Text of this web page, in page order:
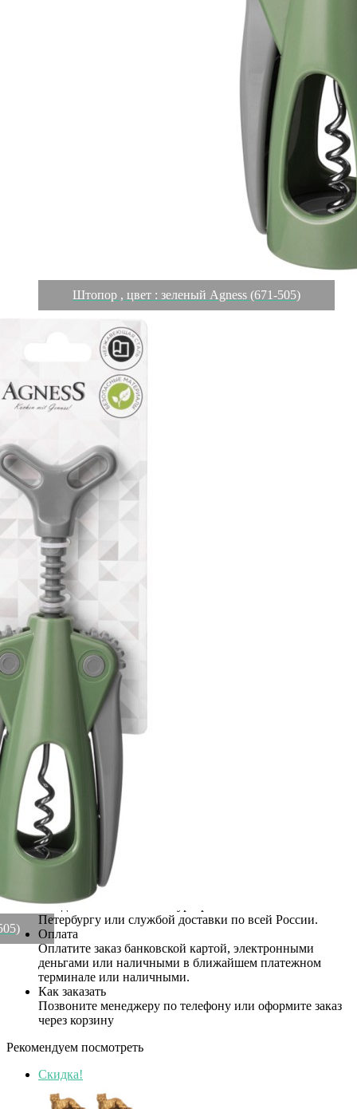
Штопор , цвет : зеленый Agness (671-505)
Характеристики
Вес
0.118 кг
Объем
0.000788 л
Производитель
Ningbo Hoz Import & Export Co., Ltd
Материал
Страна
Категория
Штопоры
Длина коробки
Ширина коробки 0,045
Высота коробки
Бренд
Рассказать друзьям!
Купить Штопор , цвет : зеленый Agness (671-505)
Артикул:
671-505(U)
Этот товар недоступен для заказа
Информация о доставке
Прочее
Служба доставки СДЭК
Самовывоз
ПВЗ СДЭК
Преимущества для клиентов
Закзать в интернет-магазине
Вступайте в ряды довольных клиентов! Создавайте
Вашу территорию уюта!
Мы доставим ваш заказ курьером по Москве и Санкт-
Петербургу или службой доставки по всей России.
Оплата
Оплатите заказ банковской картой, электронными
деньгами или наличными в ближайшем платежном
терминале или наличными.
Как заказать
Позвоните менеджеру по телефону или оформите заказ
через корзину
Рекомендуем посмотреть
Скидка!